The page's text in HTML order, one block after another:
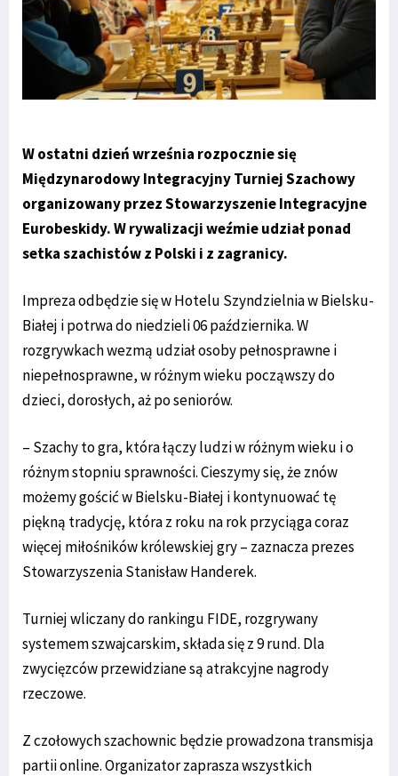
W ostatni dzień września rozpocznie się
Międzynarodowy Integracyjny Turniej Szachowy
organizowany przez Stowarzyszenie Integracyjne
Eurobeskidy. W rywalizacji weźmie udział ponad
setka szachistów z Polski i z zagranicy.
Impreza odbędzie się w Hotelu Szyndzielnia w Bielsku-
Białej i potrwa do niedzieli 06 października. W
rozgrywkach wezmą udział osoby pełnosprawne i
niepełnosprawne, w różnym wieku począwszy do
dzieci, dorosłych, aż po seniorów.
– Szachy to gra, która łączy ludzi w różnym wieku i o
różnym stopniu sprawności. Cieszymy się, że znów
możemy gościć w Bielsku-Białej i kontynuować tę
piękną tradycję, która z roku na rok przyciąga coraz
więcej miłośników królewskiej gry – zaznacza prezes
Stowarzyszenia Stanisław Handerek.
Turniej wliczany do rankingu FIDE, rozgrywany
systemem szwajcarskim, składa się z 9 rund. Dla
zwycięzców przewidziane są atrakcyjne nagrody
rzeczowe.
Z czołowych szachownic będzie prowadzona transmisja
partii online. Organizator zaprasza wszystkich